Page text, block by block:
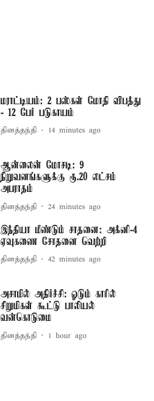
மராட்டியம்: 2 பஸ்கள் மோதி விபத்து
- 12 பேர் படுகாயம்
தினத்தந்தி 14 minutes ago
ஆன்லைன் மோசடி: 9
நிறுவனங்களுக்கு ரூ.20 லட்சம்
அபராதம்
தினத்தந்தி 24 minutes ago
இந்தியா மீண்டும் சாதனை: அக்னி-4
ஏவுகணை சோதனை வெற்றி
தினத்தந்தி 42 minutes ago
அசாமில் அதிர்ச்சி: ஓடும் காரில்
சிறுமிகள் கூட்டு பாலியல்
வன்கொடுமை
தினத்தந்தி 1 hour ago